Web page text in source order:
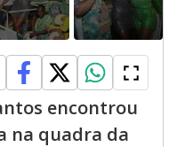
encontrou
na quadra da